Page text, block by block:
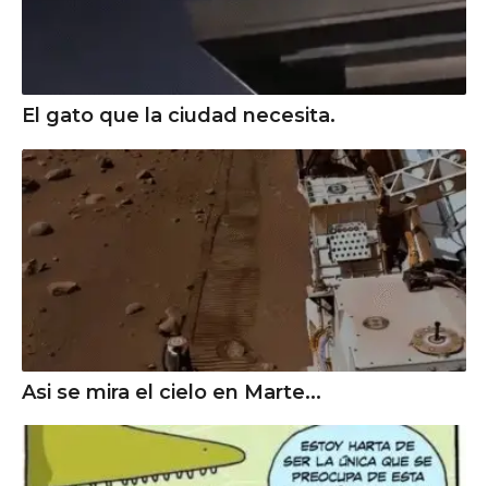
El gato que la ciudad necesita.
Asi se mira el cielo en Marte...